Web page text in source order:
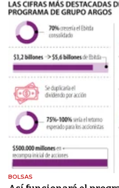
BOLSAS